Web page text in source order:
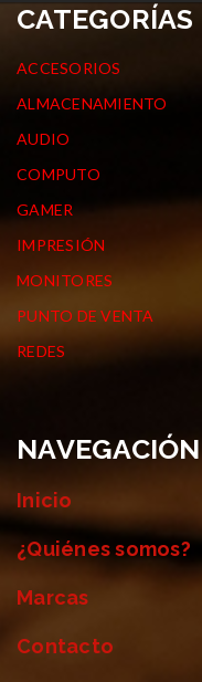
CATEGORÍAS
ACCESORIOS
ALMACENAMIENTO
AUDIO
COMPUTO
GAMER
IMPRESIÓN
MONITORES
PUNTO DE VENTA
REDES
NAVEGACIÓN
Inicio
¿Quiénes somos?
Marcas
Contacto